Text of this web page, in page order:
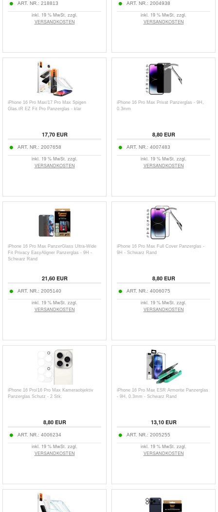
ART. NR.: 218813
inkl. 19 % MwSt. zzgl.
VERSANDKOSTEN
ART. NR.: 2004938
inkl. 19 % MwSt. zzgl.
VERSANDKOSTEN
iPhone 16 Pro Max/17 Pro Max Spigen
Glas.tR EZ Fit Pro Panzerglas - klar
17,70EUR
ART. NR.: 2007658
inkl. 19 % MwSt. zzgl.
VERSANDKOSTEN
iPhone 16 Pro Max Privat Panzerglas - 9H,
0.3mm
8,80EUR
ART. NR.: 4007483
inkl. 19 % MwSt. zzgl.
VERSANDKOSTEN
iPhone 16 Pro Max PanzerGlass Ultra-Wide
Fit Privacy EasyAligner Panzerglas - 9H -
Schwarz Rand
21,60EUR
ART. NR.: 2005140
inkl. 19 % MwSt. zzgl.
VERSANDKOSTEN
iPhone 16 Pro Max Full Cover Panzerglas -
9H - Schwarz Rand
8,80EUR
ART. NR.: 4006075
inkl. 19 % MwSt. zzgl.
VERSANDKOSTEN
iPhone 16 Pro/16 Pro Max Kameraobjektiv
Panzerglas Schutz - 2 Stk.
8,80EUR
ART. NR.: 4006234
inkl. 19 % MwSt. zzgl.
VERSANDKOSTEN
iPhone 16 Pro Max ESR Armorite Panzerglas
- 9H, 0.3mm - Schwarz Rand
13,10EUR
ART. NR.: 2005255
inkl. 19 % MwSt. zzgl.
VERSANDKOSTEN